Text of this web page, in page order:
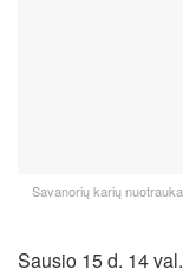
Savanorių karių
Sausio 15 d. 14